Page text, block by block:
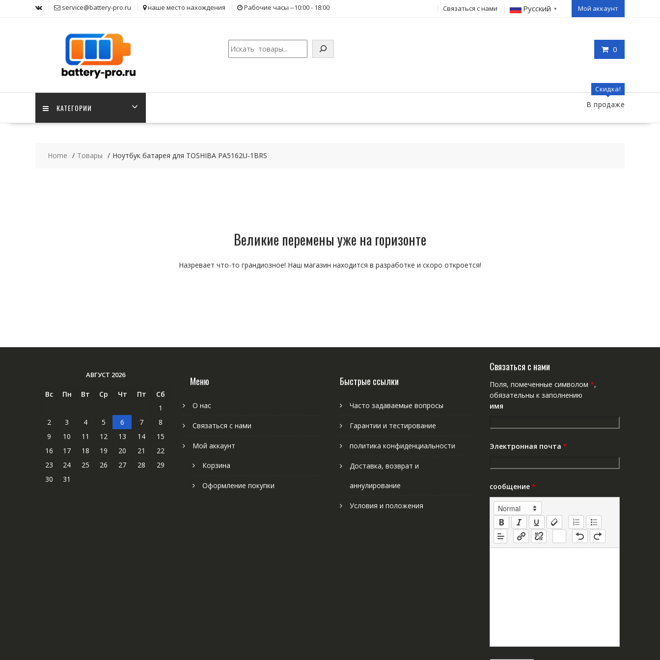
service@battery-pro.ru наше место нахождения Рабочие часы --10:00 - 18:00 Связаться с нами Русский ▼ Мой аккаунт
0
Поиск
КАТЕГОРИИ
Скидка!
В продаже
Home Товары Ноутбук батарея для TOSHIBA PA5162U-1BRS
Великие перемены уже на горизонте
Назревает что-то грандиозное! Наш магазин находится в разработке и скоро откроется!
АВГУСТ 2026
Вс Пн Вт Ср Чт Пт
Сб
1
2
3 4 5 6 7
8
9
10 11 12 13 14
15
16
17 18 19 20 21
22
23
24 25 26 27 28
29
30
31
Меню
О нас
Связаться с нами
Мой аккаунт
Корзина
Оформление покупки
Быстрые ссылки
Часто задаваемые вопросы
Гарантии и тестирование
политика конфиденциальности
Доставка, возврат и
аннулирование
Условия и положения
Связаться с нами
Поля, помеченные символом *,
обязательны к заполнению
имя
Электронная почта *
сообщение *